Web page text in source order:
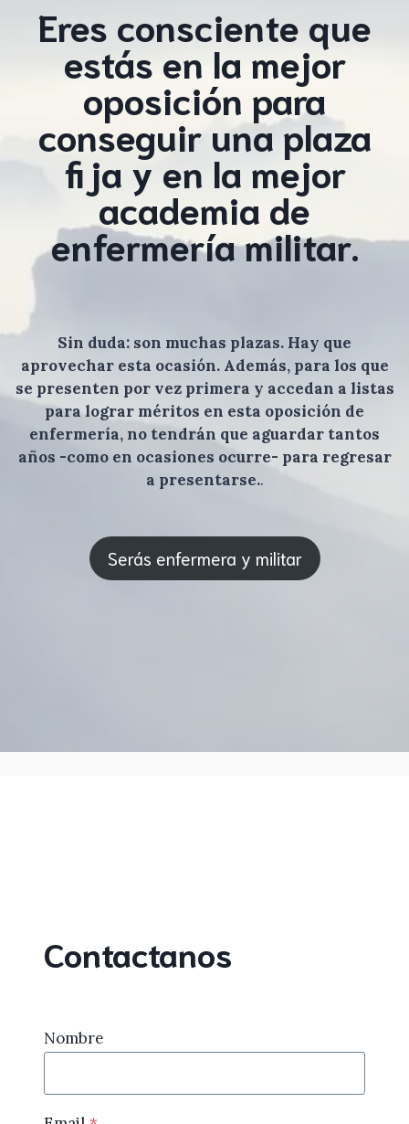
Eres consciente que
estás en la mejor
oposición para
conseguir una plaza
fija y en la mejor
academia de
enfermería militar.
Sin duda: son muchas plazas. Hay que
aprovechar esta ocasión. Además, para los que
se presenten por vez primera y accedan a listas
para lograr méritos en esta oposición de
enfermería, no tendrán que aguardar tantos
años -como en ocasiones ocurre- para regresar
a presentarse..
Serás enfermera y militar
Contactanos
Nombre